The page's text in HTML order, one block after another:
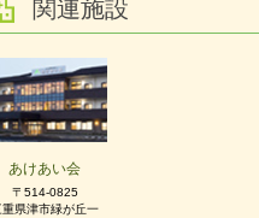
関連施設
あけあい会
〒514-0825
重県津市緑が丘一